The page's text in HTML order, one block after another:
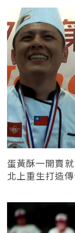
蛋黃酥一開賣
北上重生打造